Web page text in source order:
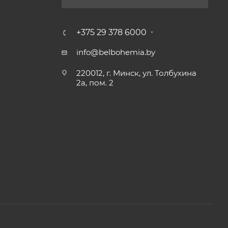
+375 29 378 6000
info@belbohemia.by
220012, г. Минск, ул. Толбухина
2а, пом. 2